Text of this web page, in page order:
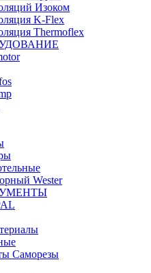
Изоком
K-Flex
Thermoflex
Wester
Саморезы